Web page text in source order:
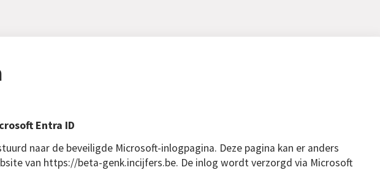
Entra ID
naar de beveiligde Microsoft-inlogpagina. Deze pagina kan er anders
van https://beta-genk.incijfers.be. De inlog wordt verzorgd via Microsoft